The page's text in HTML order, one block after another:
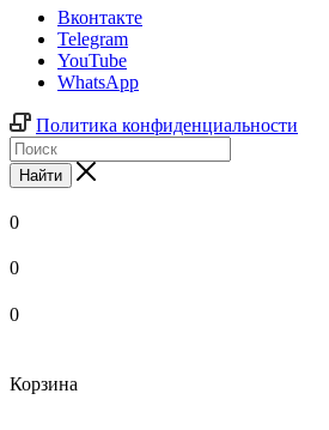
Вконтакте
Telegram
YouTube
WhatsApp
Политика конфиденциальности
Найти
0
0
0
Корзина